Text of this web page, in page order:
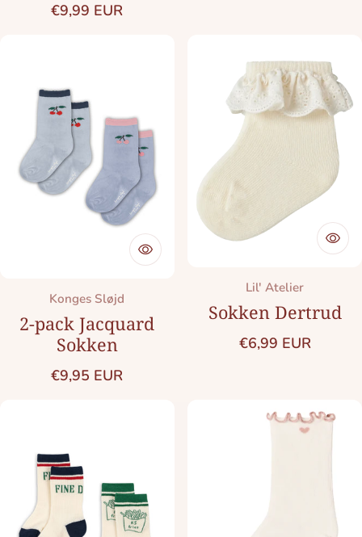
Normale prijs
€9,99 EUR
Merk:
Konges Sløjd
2-pack Jacquard
Sokken
Normale prijs
€9,95 EUR
Merk:
Lil' Atelier
Sokken Dertrud
Normale prijs
€6,99 EUR